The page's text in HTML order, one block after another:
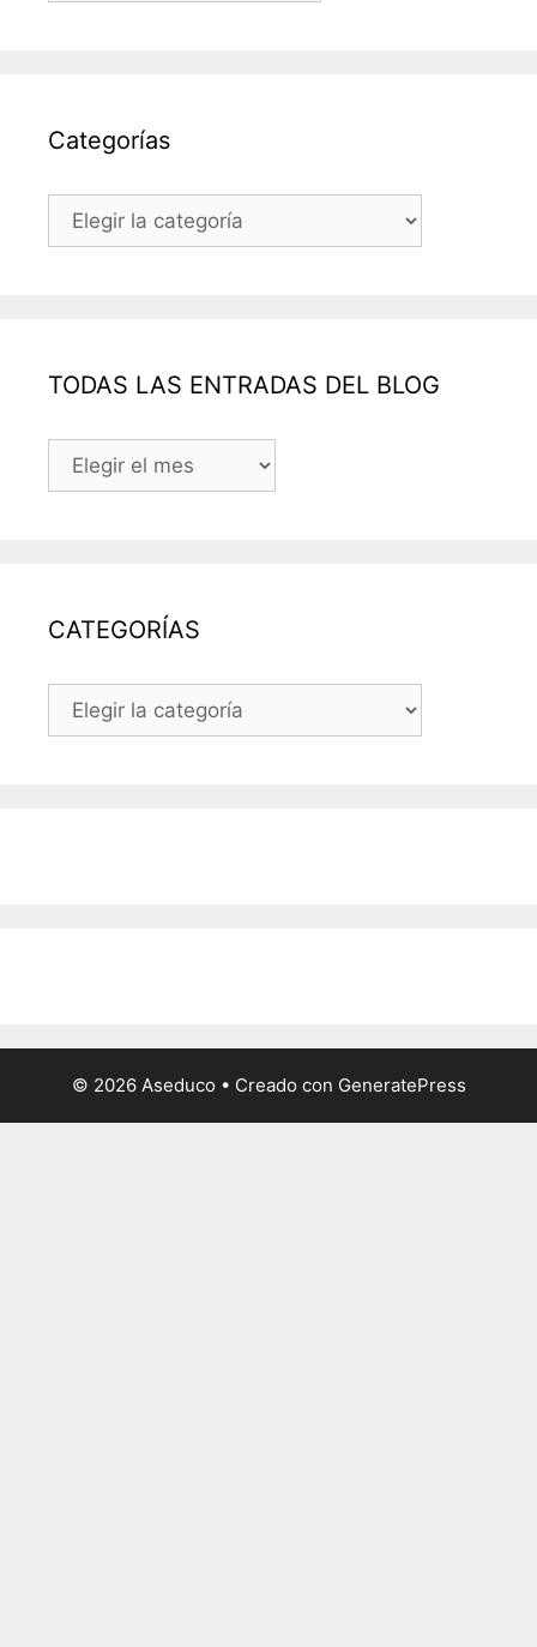
Categorías
Categorías
TODAS LAS ENTRADAS DEL BLOG
TODAS
CATEGORÍAS
CATEGORÍAS
© 2026 Aseduco • Creado con GeneratePress